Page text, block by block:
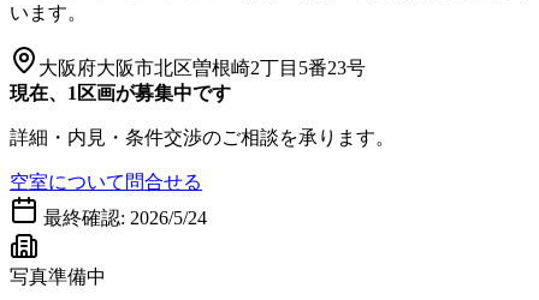
います。
大阪府大阪市北区曽根崎2丁目5番23号
現在、1区画が募集中です
詳細・内見・条件交渉のご相談を承ります。
空室について問合せる
最終確認: 2026/5/24
写真準備中